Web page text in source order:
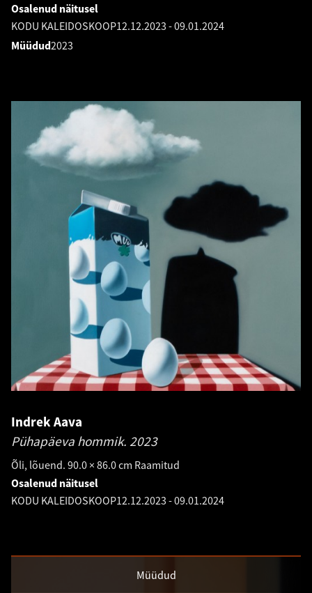
Osalenud näitusel
KODU KALEIDOSKOOP12.12.2023 -09.01.2024
Müüdud2023
Indrek Aava
Pühapäeva hommik. 2023
Õli, lõuend. 90.0 × 86.0 cm Raamitud
Osalenud näitusel
KODU KALEIDOSKOOP12.12.2023 -09.01.2024
Müüdud